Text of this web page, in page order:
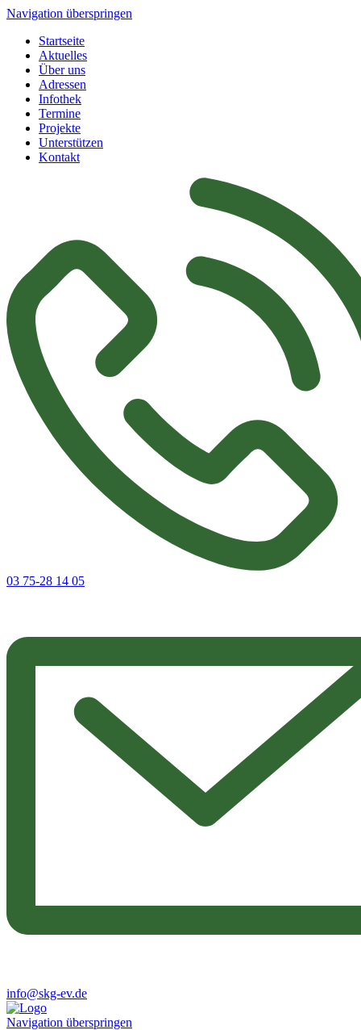
Navigation überspringen
Startseite
Aktuelles
Über uns
Adressen
Infothek
Termine
Projekte
Unterstützen
Kontakt
03 75-28 14 05
info@skg-ev.de
Navigation überspringen